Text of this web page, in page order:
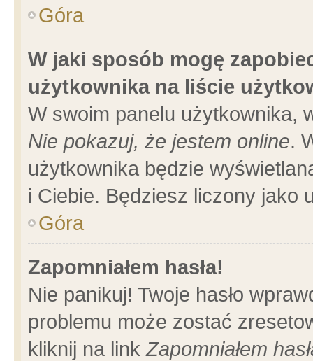
Góra
W jaki sposób mogę
użytkownika na liście
W swoim panelu użytkownika,
Nie pokazuj, że jestem online.
użytkownika będzie
i Ciebie. Będziesz liczony jako
Góra
Zapomniałem hasła!
Nie panikuj! Twoje hasło
problemu może zostać
kliknij na linkZapomniałem